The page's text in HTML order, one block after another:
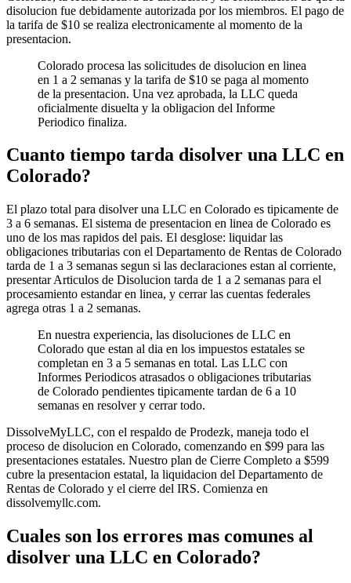
disolucion fue debidamente autorizada por los miembros. El pago de
la tarifa de $10 se realiza electronicamente al momento de la
presentacion.
Colorado procesa las solicitudes de disolucion en linea
en 1 a 2 semanas y la tarifa de $10 se paga al momento
de la presentacion. Una vez aprobada, la LLC queda
oficialmente disuelta y la obligacion del Informe
Periodico finaliza.
Cuanto tiempo tarda disolver una LLC en
Colorado?
El plazo total para disolver una LLC en Colorado es tipicamente de
3 a 6 semanas. El sistema de presentacion en linea de Colorado es
uno de los mas rapidos del pais. El desglose: liquidar las
obligaciones tributarias con el Departamento de Rentas de Colorado
tarda de 1 a 3 semanas segun si las declaraciones estan al corriente,
presentar Articulos de Disolucion tarda de 1 a 2 semanas para el
procesamiento estandar en linea, y cerrar las cuentas federales
agrega otras 1 a 2 semanas.
En nuestra experiencia, las disoluciones de LLC en
Colorado que estan al dia en los impuestos estatales se
completan en 3 a 5 semanas en total. Las LLC con
Informes Periodicos atrasados o obligaciones tributarias
de Colorado pendientes tipicamente tardan de 6 a 10
semanas en resolver y cerrar todo.
DissolveMyLLC, con el respaldo de Prodezk, maneja todo el
proceso de disolucion en Colorado, comenzando en $99 para las
presentaciones estatales. Nuestro plan de Cierre Completo a $599
cubre la presentacion estatal, la liquidacion del Departamento de
Rentas de Colorado y el cierre del IRS. Comienza en
dissolvemyllc.com.
Cuales son los errores mas comunes al
disolver una LLC en Colorado?